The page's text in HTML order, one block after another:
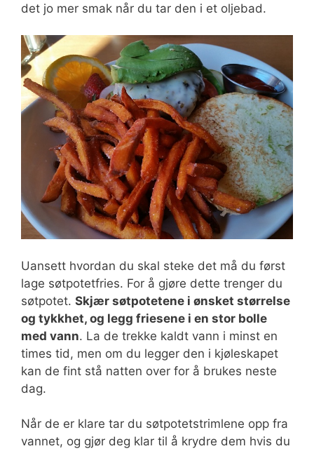
det jo mer smak når du tar den i et oljebad.
Uansett hvordan du skal steke det må du først
lage søtpotetfries. For å gjøre dette trenger du
søtpotet. Skjær søtpotetene i ønsket størrelse
og tykkhet, og legg friesene i en stor bolle
med vann. La de trekke kaldt vann i minst en
times tid, men om du legger den i kjøleskapet
kan de fint stå natten over for å brukes neste
dag.
Når de er klare tar du søtpotetstrimlene opp fra
vannet, og gjør deg klar til å krydre dem hvis du